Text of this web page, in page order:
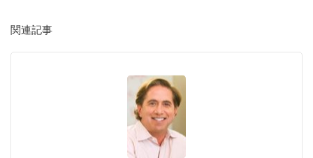
関連記事